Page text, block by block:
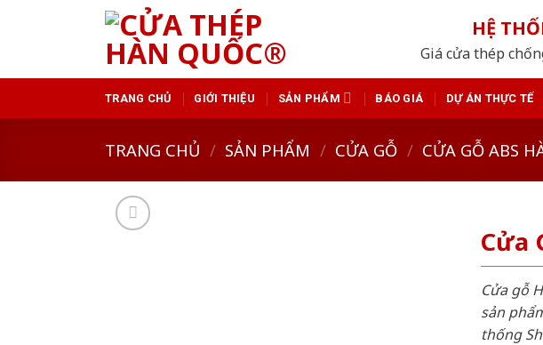
HỆ
Giá cửa thép
TRANG CHỦ GIỚI THIỆU SẢN PHẨM BÁO GIÁ DỰ ÁN THỰC TẾ
TRANG CHỦ / SẢN PHẨM / CỬA GỖ / CỬA GỖ ABS
Cửa
Cửa gỗ
sản
thống